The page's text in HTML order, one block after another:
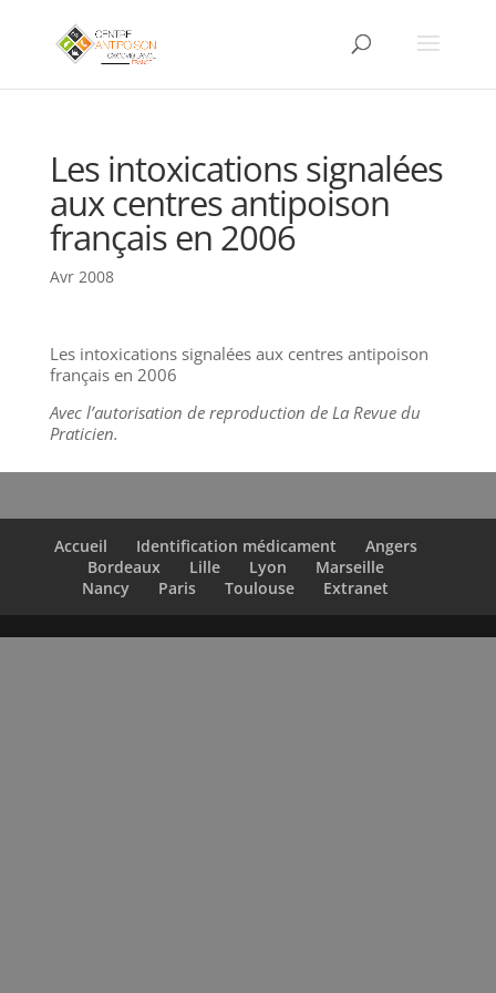
Les intoxications signalées
aux centres antipoison
français en 2006
Avr 2008
Les intoxications signalées aux centres antipoison
français en 2006
Avec l’autorisation de reproduction de La Revue du
Praticien.
Accueil Identification médicament
Angers
Bordeaux
Lille Lyon
Marseille
Nancy
Paris Toulouse Extranet